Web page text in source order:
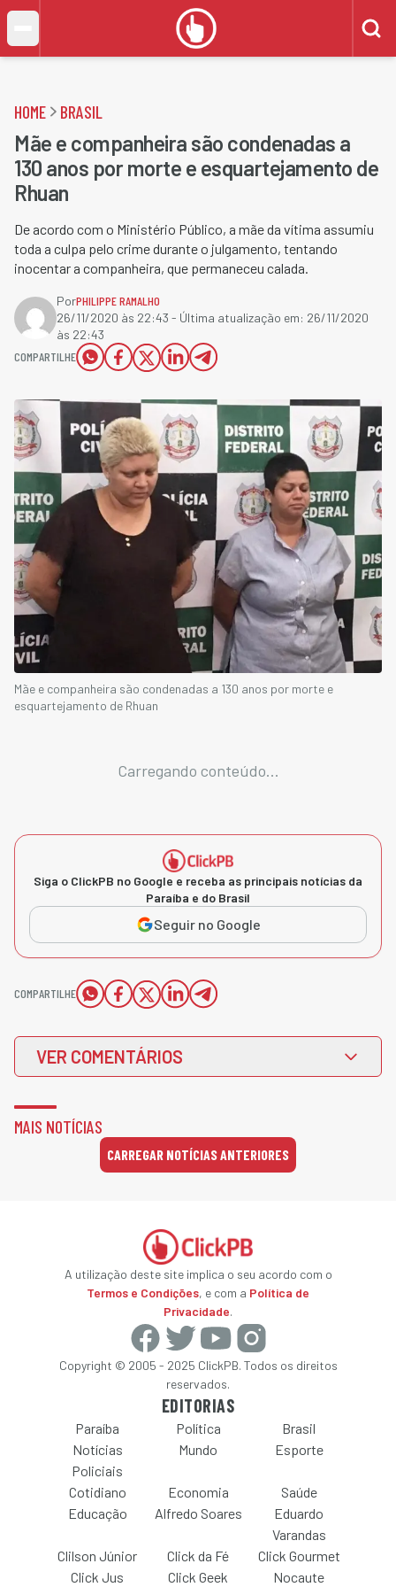
HOME BRASIL
Mãe e companheira são condenadas a
130 anos por morte e esquartejamento de
Rhuan
De acordo com o Ministério Público, a mãe da vítima assumiu
toda a culpa pelo crime durante o julgamento, tentando
inocentar a companheira, que permaneceu calada.
PorPHILIPPE RAMALHO
26/11/2020 às 22:43 - Última atualização em: 26/11/2020
às 22:43
COMPARTILHE
Mãe e companheira são condenadas a 130 anos por morte e
esquartejamento de Rhuan
Carregando conteúdo...
Siga o ClickPB no Google e receba as principais notícias da
Paraíba e do Brasil
Seguir no Google
COMPARTILHE
VER COMENTÁRIOS
MAIS NOTÍCIAS
CARREGAR NOTÍCIAS ANTERIORES
A utilização deste site implica o seu acordo com o
Termos e Condições, e com a Política de
Privacidade.
Copyright © 2005 - 2025 ClickPB. Todos os direitos
reservados.
EDITORIAS
Paraíba Política
Brasil
Notícias
Policiais
Mundo Esporte
Cotidiano Economia
Saúde
Educação
Alfredo Soares
Eduardo
Varandas
Clilson Júnior
Click da Fé
Click Gourmet
Click Jus
Click Geek Nocaute